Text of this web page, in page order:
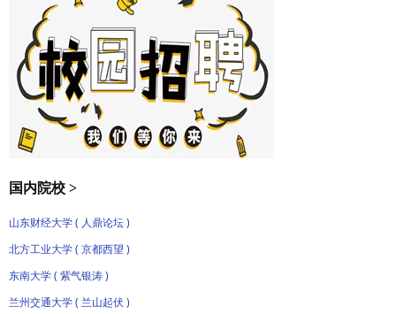
国内院校 >
山东财经大学 ( 人鼎论坛 )
北方工业大学 ( 京都西望 )
东南大学 ( 紫气银涛 )
兰州交通大学 ( 兰山起伏 )